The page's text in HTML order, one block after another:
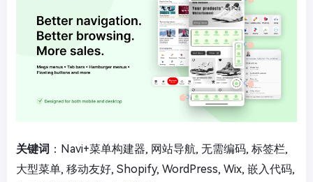
关键词 ：Navi+菜单构建器, 网站导航, 无需编码, 标签栏,
大型菜单, 移动友好, Shopify, WordPress, Wix, 嵌入代码,